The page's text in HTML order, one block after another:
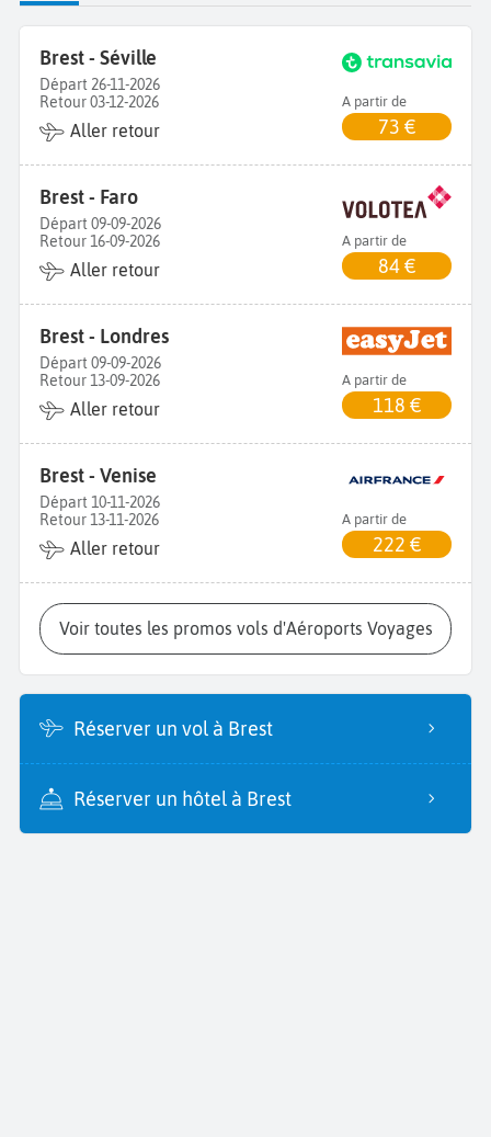
Brest - Séville
Départ 26-11-2026
Retour 03-12-2026
Aller retour
A partir de
73 €
Brest - Faro
Départ 09-09-2026
Retour 16-09-2026
Aller retour
A partir de
84 €
Brest - Londres
Départ 09-09-2026
Retour 13-09-2026
Aller retour
A partir de
118 €
Brest - Venise
Départ 10-11-2026
Retour 13-11-2026
Aller retour
A partir de
222 €
Voir toutes les promos vols d'Aéroports Voyages
Réserver un vol à Brest
Réserver un hôtel à Brest